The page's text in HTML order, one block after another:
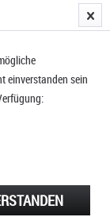
einverstanden sein